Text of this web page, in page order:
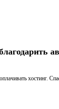
хостинг.